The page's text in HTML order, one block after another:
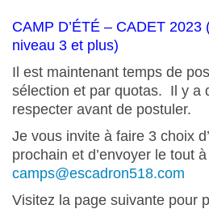
CAMP D’ÉTÉ – CADET 2023
niveau 3 et plus)
Il est maintenant temps de
sélection et par quotas. Il y a
respecter avant de postuler.
Je vous invite à faire 3 choix
prochain et d’envoyer le tout à
camps@escadron518.com
Visitez la page suivante pour